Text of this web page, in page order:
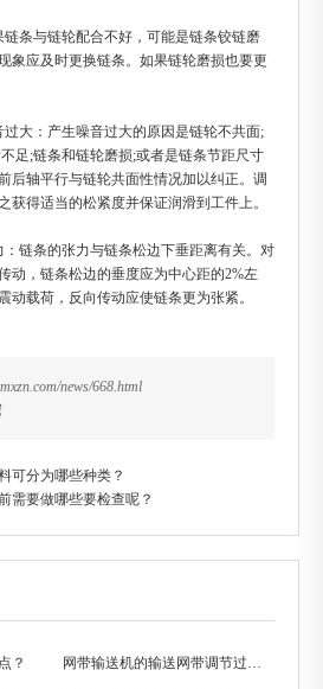
条与链轮配合不好，可能是链条铰链磨
象应及时更换链条。如果链轮磨损也要更
大：产生噪音过大的原因是链轮不共面;
足;链条和链轮磨损;或者是链条节距尺寸
后轴平行与链轮共面性情况加以纠正。调
获得适当的松紧度并保证润滑到工件上。
链条的张力与链条松边下垂距离有关。对
动，链条松边的垂度应为中心距的2%左
动载荷，反向传动应使链条更为张紧。
news/668.html
可分为哪些种类？
需要做哪些要检查呢？
？ 网带输送机的输送网带调节过紧有哪些缺点？